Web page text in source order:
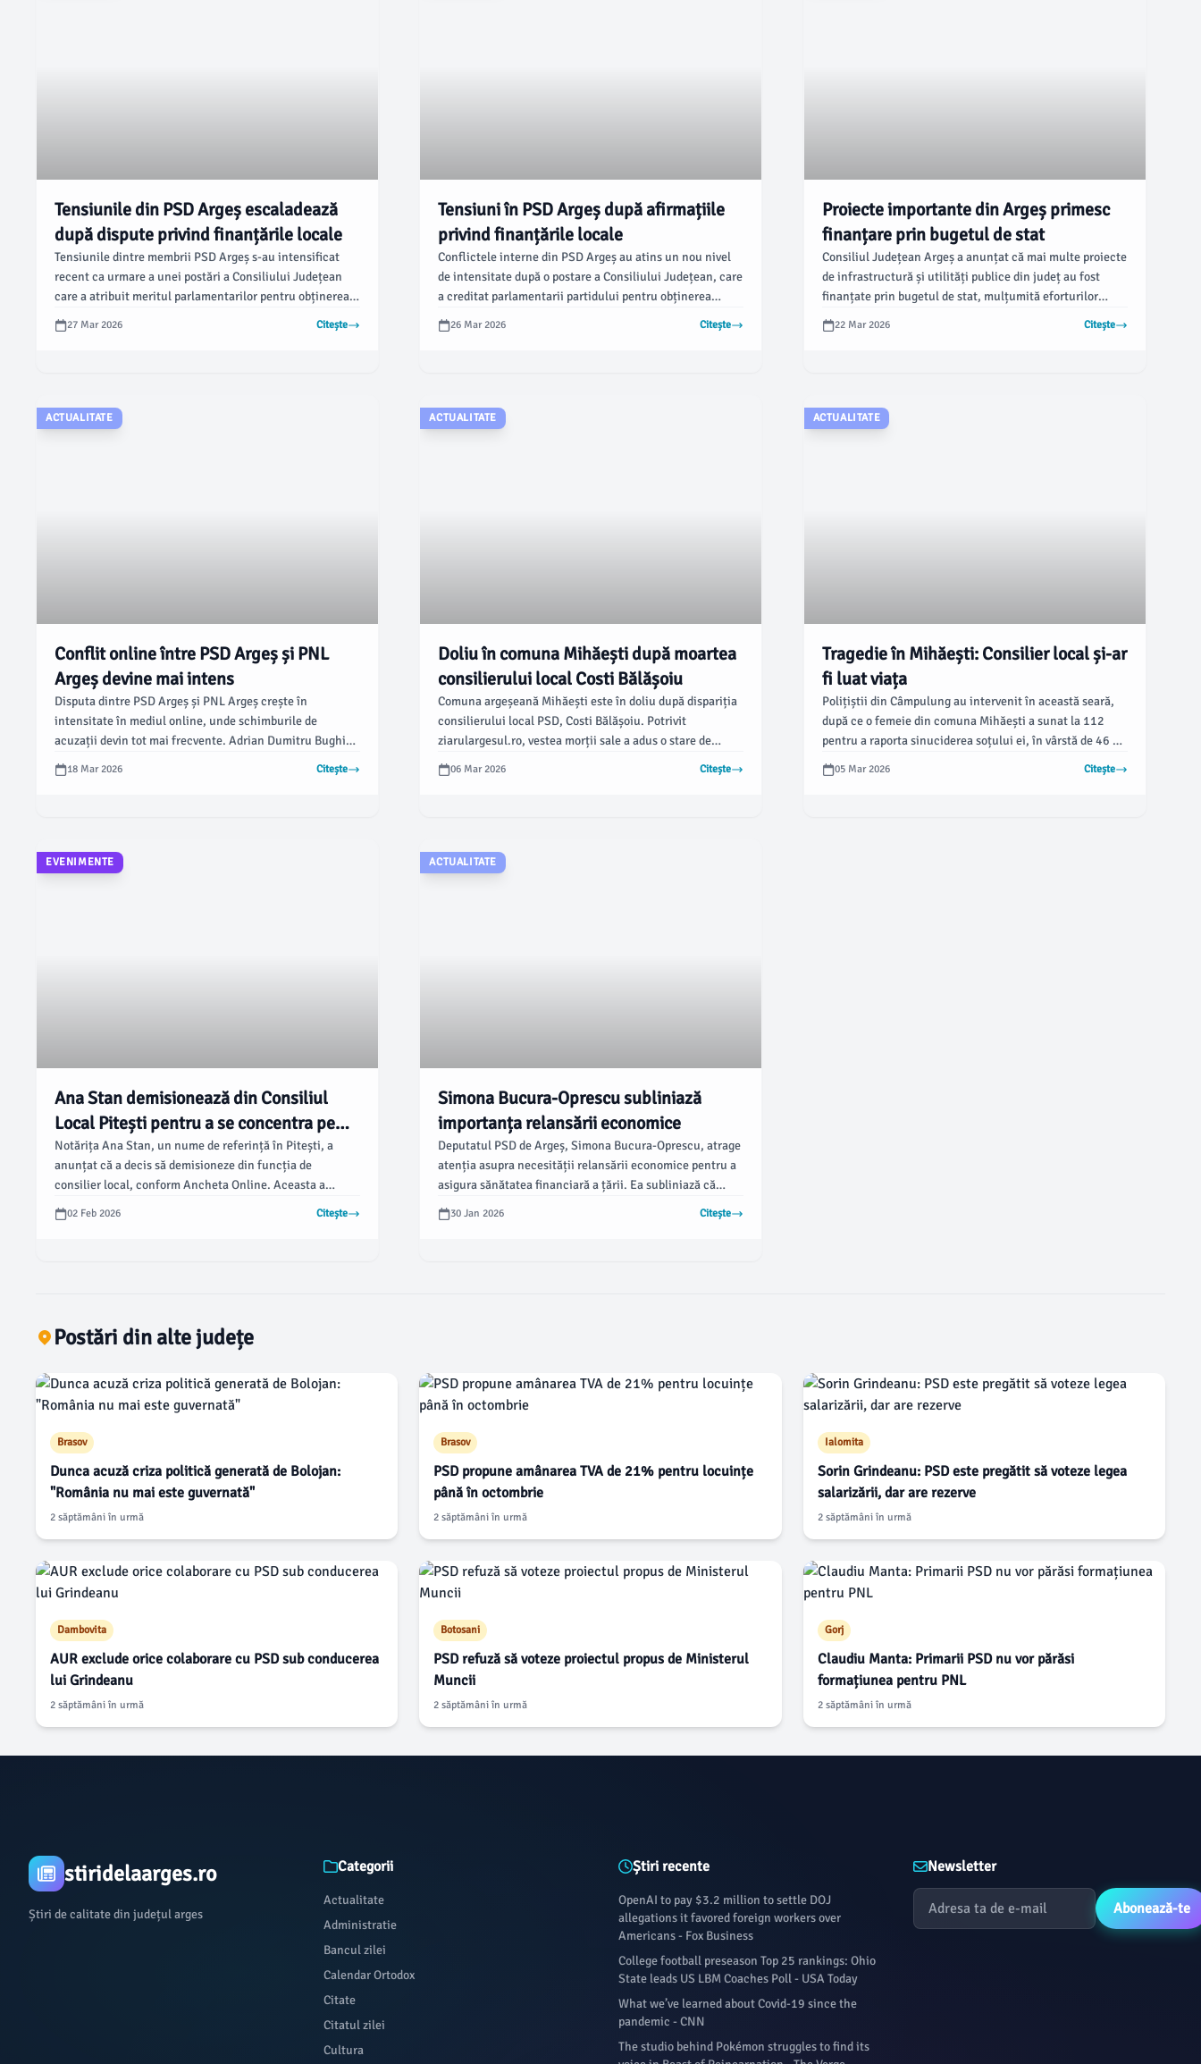
Tensiunile din PSD Argeș escaladează
după dispute privind finanțările locale
Tensiunile dintre membrii PSD Argeș s-au intensificat
recent ca urmare a unei postări a Consiliului Județean
care a atribuit meritul parlamentarilor pentru obținerea
unor finanțări esențiale. Conform ziarulargesul.ro,
primarul din Pitești, Cristian Gentea, a contestat această
27 Mar 2026 Citește
Tensiuni în PSD Argeș după afirmațiile
privind finanțările locale
Conflictele interne din PSD Argeș au atins un nou nivel
de intensitate după o postare a Consiliului Județean, care
a creditat parlamentarii partidului pentru obținerea
fondurilor necesare diverselor proiecte locale, cum ar fi
modernizarea străzii „Intrarea Lămâiței“ din Pitești,
26 Mar 2026 Citește
Proiecte importante din Argeș primesc
finanțare prin bugetul de stat
Consiliul Județean Argeș a anunțat că mai multe proiecte
de infrastructură și utilități publice din județ au fost
finanțate prin bugetul de stat, mulțumită eforturilor
parlamentarilor social-democrați. Potrivit
ziarulargesul.ro, aceasta este o veste bună pentru
22 Mar 2026 Citește
ACTUALITATE
Conflit online între PSD Argeș și PNL
Argeș devine mai intens
Disputa dintre PSD Argeș și PNL Argeș crește în
intensitate în mediul online, unde schimburile de
acuzații devin tot mai frecvente. Adrian Dumitru Bughiu,
vicepreședinte al Consiliului Județean Argeș și membru
al conducerii PSD Argeș, a adus acuzații grave
18 Mar 2026 Citește
ACTUALITATE
Doliu în comuna Mihăești după moartea
consilierului local Costi Bălășoiu
Comuna argeșeană Mihăești este în doliu după dispariția
consilierului local PSD, Costi Bălășoiu. Potrivit
ziarulargesul.ro, vestea morții sale a adus o stare de
tristețe profundă printre colegi, prieteni și toți cei care l-
au cunoscut.
06 Mar 2026 Citește
ACTUALITATE
Tragedie în Mihăești: Consilier local și-ar
fi luat viața
Polițiștii din Câmpulung au intervenit în această seară,
după ce o femeie din comuna Mihăești a sunat la 112
pentru a raporta sinuciderea soțului ei, în vârstă de 46 de
ani. Incidentul a fost confirmat de autorități, care s-au
deplasat rapid la fața locului pentru a cerceta
05 Mar 2026 Citește
EVENIMENTE
Ana Stan demisionează din Consiliul
Local Pitești pentru a se concentra pe
proiecte personale
Notărița Ana Stan, un nume de referință în Pitești, a
anunțat că a decis să demisioneze din funcția de
consilier local, conform Ancheta Online. Aceasta a
precizat că alegerea sa a fost una personală, motivată de
dorința de a dedica mai mult timp proiectelor de care se
02 Feb 2026 Citește
ACTUALITATE
Simona Bucura-Oprescu subliniază
importanța relansării economice
Deputatul PSD de Argeș, Simona Bucura-Oprescu, atrage
atenția asupra necesității relansării economice pentru a
asigura sănătatea financiară a țării. Ea subliniază că
Guvernul trebuie să își asume Programul PSD pentru
relansare și creștere economică, care conține măsuri
30 Jan 2026 Citește
Postări din alte județe
Brasov
Dunca acuză criza politică generată de Bolojan:
"România nu mai este guvernată"
2 săptămâni în urmă
Brasov
PSD propune amânarea TVA de 21% pentru locuințe
până în octombrie
2 săptămâni în urmă
Ialomita
Sorin Grindeanu: PSD este pregătit să voteze legea
salarizării, dar are rezerve
2 săptămâni în urmă
Dambovita
AUR exclude orice colaborare cu PSD sub conducerea
lui Grindeanu
2 săptămâni în urmă
Botosani
PSD refuză să voteze proiectul propus de Ministerul
Muncii
2 săptămâni în urmă
Gorj
Claudiu Manta: Primarii PSD nu vor părăsi
formațiunea pentru PNL
2 săptămâni în urmă
stiridelaarges.ro
Știri de calitate din județul arges
Categorii
Actualitate
Administratie
Bancul zilei
Calendar Ortodox
Citate
Citatul zilei
Cultura
Știri recente
OpenAI to pay $3.2 million to settle DOJ
allegations it favored foreign workers over
Americans - Fox Business
College football preseason Top 25 rankings: Ohio
State leads US LBM Coaches Poll - USA Today
What we’ve learned about Covid-19 since the
pandemic - CNN
The studio behind Pokémon struggles to find its
Newsletter
Abonează-te